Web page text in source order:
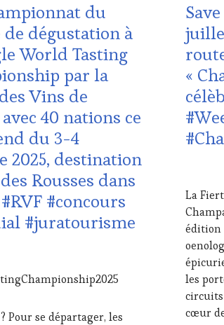
WINE
TASTING
VOUCHER
WINE
TOUR
,
du
dégustation à
World Tasting
par la
Vins de
40 nations ce
du 3-4
2025, destination
Rousses dans
#concours
#juratourisme
Pour se départager, les
EDITION
LES
CLÉS
DU
VIN
ET
DE
LA
HAUTE
&
WINE
TASTING
JEU,
MÉDIAS,
PRESSE
ÉCRITE,
RADIO,
TV,
«
2025
La
édition
les
cœur